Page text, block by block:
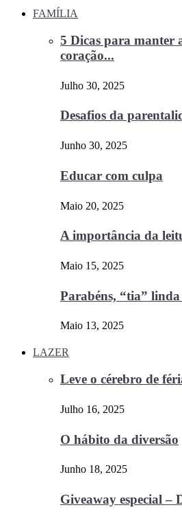
FAMÍLIA
5 Dicas para manter
coração...
Julho 30, 2025
Desafios da
Junho 30, 2025
Educar com culpa
Maio 20, 2025
A importância da
Maio 15, 2025
Parabéns, “tia”
Maio 13, 2025
LAZER
Leve o cérebro de
Julho 16, 2025
O hábito da diversão
Junho 18, 2025
Giveaway especial –